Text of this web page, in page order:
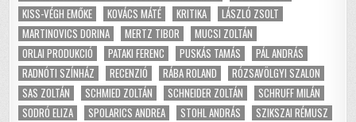
KISS-VÉGH EMŐKE
KOVÁCS MÁTÉ KRITIKA
LÁSZLÓ ZSOLT
MARTINOVICS DORINA
MERTZ TIBOR
MUCSI ZOLTÁN
ORLAI PRODUKCIÓ
PATAKI FERENC PUSKÁS TAMÁS
PÁL ANDRÁS
RADNÓTI SZÍNHÁZ
RECENZIÓ RÁBA ROLAND
RÓZSAVÖLGYI SZALON
SAS ZOLTÁN
SCHMIED ZOLTÁN SCHNEIDER ZOLTÁN
SCHRUFF MILÁN
SODRÓ ELIZA
SPOLARICS ANDREA STOHL ANDRÁS
SZIKSZAI RÉMUSZ